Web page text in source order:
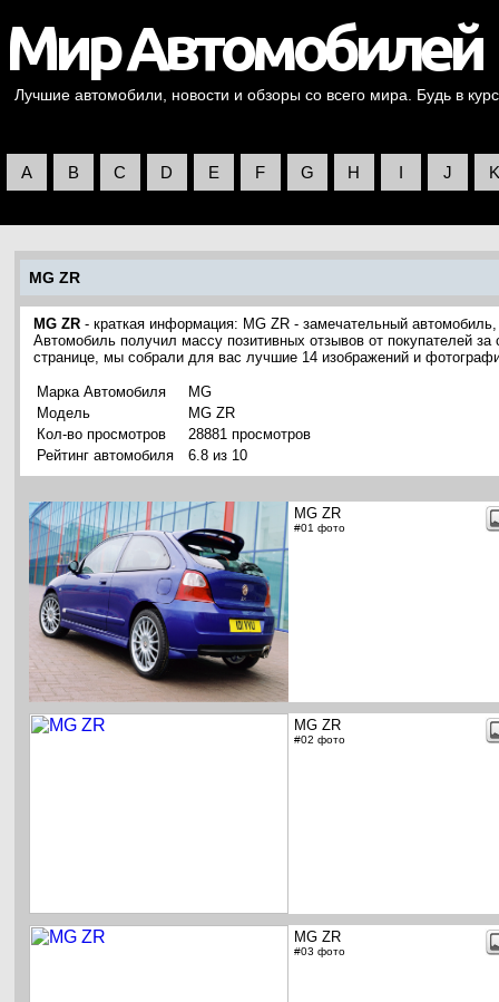
Лучшие автомобили, новости и обзоры со всего мира. Будь в
A B C D E F G H I J K
MG ZR
MG ZR - краткая информация: MG ZR - замечательный
Автомобиль получил массу позитивных отзывов от покупателей за
странице, мы собрали для вас лучшие 14 изображений и
Марка Автомобиля
MG
Модель
MG ZR
Кол-во просмотров
28881 просмотров
Рейтинг автомобиля
6.8 из 10
MG ZR
#01 фото
MG ZR
#02 фото
MG ZR
#03 фото